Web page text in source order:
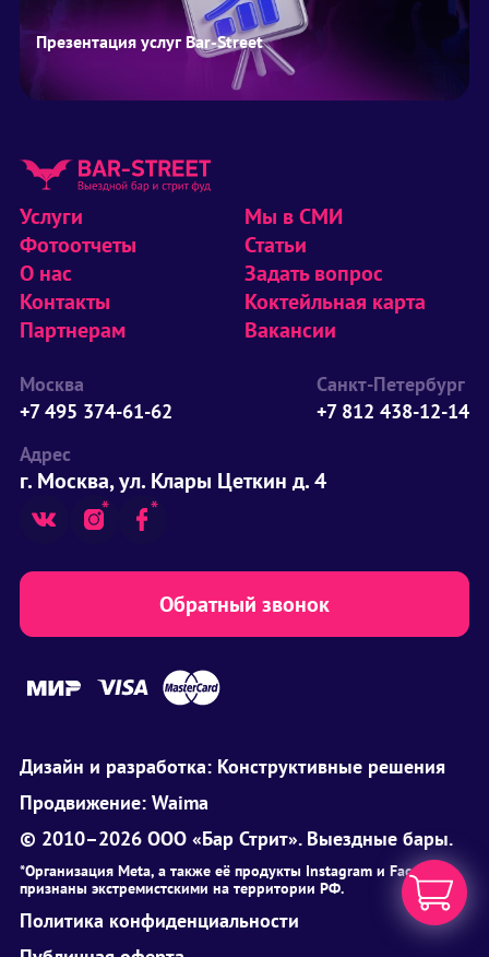
Презентация услуг Bar-Street
Услуги
Фотоотчеты
О нас
Контакты
Партнерам
Мы в СМИ
Статьи
Задать вопрос
Коктейльная карта
Вакансии
Москва
+7 495 374-61-62
Санкт-Петербург
+7 812 438-12-14
Адрес
г. Москва, ул. Клары Цеткин д. 4
Обратный звонок
Дизайн и разработка: Конструктивные решения
Продвижение: Waima
© 2010–2026 ООО «Бар Стрит». Выездные бары.
*Организация Meta, а также её продукты Instagram и Facebook
признаны экстремистскими на территории РФ.
Политика конфиденциальности